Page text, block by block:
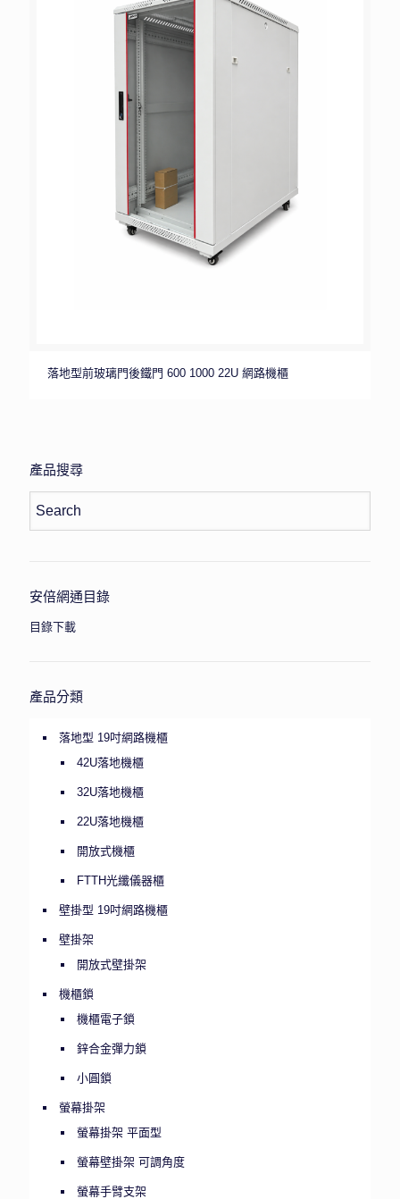
落地型前玻璃門後鐵門 600 1000 22U 網路機櫃
產品搜尋
安倍網通目錄
目錄下載
產品分類
落地型 19吋網路機櫃
42U落地機櫃
32U落地機櫃
22U落地機櫃
開放式機櫃
FTTH光纖儀器櫃
壁掛型 19吋網路機櫃
壁掛架
開放式壁掛架
機櫃鎖
機櫃電子鎖
鋅合金彈力鎖
小圓鎖
螢幕掛架
螢幕掛架 平面型
螢幕壁掛架 可調角度
螢幕手臂支架